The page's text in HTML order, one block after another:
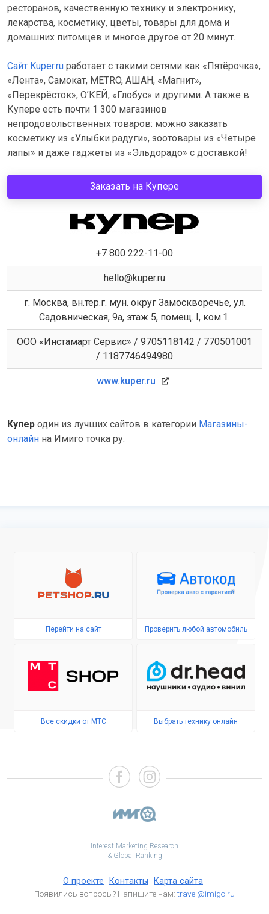
ресторанов, качественную технику и электронику,
лекарства, косметику, цветы, товары для дома и
домашних питомцев и многое другое от 20 минут.
Сайт Kuper.ru работает с такими сетями как «Пятёрочка»,
«Лента», Самокат, METRO, АШАН, «Магнит»,
«Перекрёсток», О’КЕЙ, «Глобус» и другими. А также в
Купере есть почти 1 300 магазинов
непродовольственных товаров: можно заказать
косметику из «Улыбки радуги», зоотовары из «Четыре
лапы» и даже гаджеты из «Эльдорадо» с доставкой!
Заказать на Купере
+7 800 222-11-00
hello@kuper.ru
г. Москва, вн.тер.г. мун. округ Замоскворечье, ул.
Садовническая, 9а, этаж 5, помещ. I, ком.1.
ООО «Инстамарт Сервис» / 9705118142 / 770501001
/ 1187746494980
www.kuper.ru
Купер один из лучших сайтов в категории Магазины-
онлайн на Имиго точка ру.
Перейти на сайт Проверить любой автомобиль
Все скидки от МТС Выбрать технику онлайн
Interest Marketing Research
& Global Ranking
О проекте Контакты Карта сайта
Появились вопросы? Напишите нам:travel@imigo.ru